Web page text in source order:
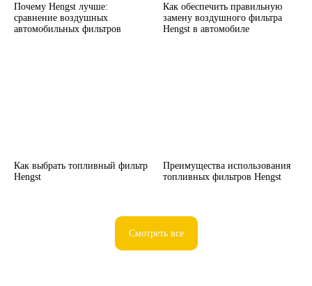
Почему Hengst лучше:
сравнение воздушных
автомобильных фильтров
Как обеспечить правильную
замену воздушного фильтра
Hengst в автомобиле
Как выбрать топливный фильтр
Hengst
Преимущества использования
топливных фильтров Hengst
Смотреть все